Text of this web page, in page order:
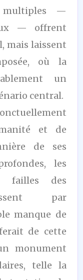
multiples —
— offrent
mais laissent
où la
un
central.
et de
de ses
les
failles des
par
manque de
de cette
monument
telle la